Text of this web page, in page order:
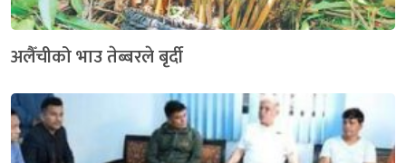
अलैँचीको भाउ तेब्बरले बृर्दी